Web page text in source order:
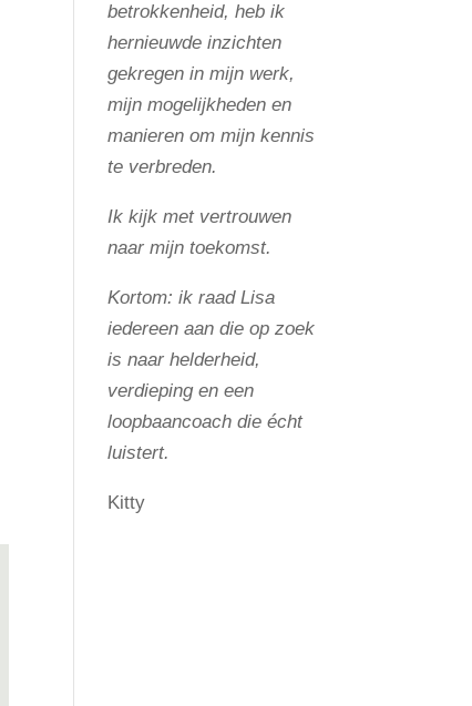
betrokkenheid, heb ik
hernieuwde inzichten
gekregen in mijn werk,
mijn mogelijkheden en
manieren om mijn kennis
te verbreden.
Ik kijk met vertrouwen
naar mijn toekomst.
Kortom: ik raad Lisa
iedereen aan die op zoek
is naar helderheid,
verdieping en een
loopbaancoach die écht
luistert.
Kitty